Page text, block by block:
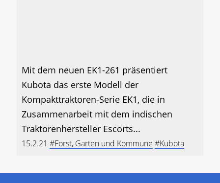
Mit dem neuen EK1-261 präsentiert
Kubota das erste Modell der
Kompakttraktoren-Serie EK1, die in
Zusammenarbeit mit dem indischen
Traktorenhersteller Escorts...
15.2.21 #Forst, Garten und Kommune #Kubota